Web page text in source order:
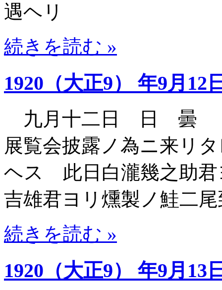
遇ヘリ
続きを読む »
1920（大正9） 年9月12
九月十二日 日 曇
展覧会披露ノ為ニ来リ
ヘス 此日白瀧幾之助君
吉雄君ヨリ燻製ノ鮭二
続きを読む »
1920（大正9） 年9月13